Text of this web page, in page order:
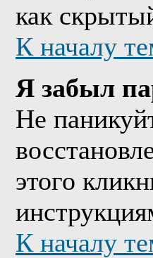
как
К началу
Я забыл
Не
этого
К началу